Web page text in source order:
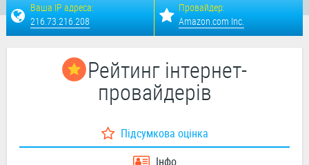
Ваша IP адреса:
216.73.216.208
Провайдер:
Amazon.com Inc.
Рейтинг інтернет-
провайдерів
Підсумкова оцінка
Інфо